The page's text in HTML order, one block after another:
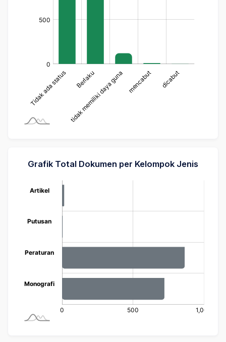
Grafik Total Dokumen per Kelompok Jenis